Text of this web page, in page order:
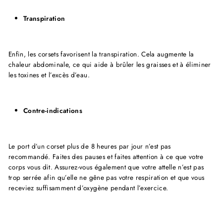
Transpiration
Enfin, les corsets favorisent la transpiration. Cela augmente la
chaleur abdominale, ce qui aide à brûler les graisses et à éliminer
les toxines et l’excès d’eau.
Contre-indications
Le port d’un corset plus de 8 heures par jour n’est pas
recommandé. Faites des pauses et faites attention à ce que votre
corps vous dit. Assurez-vous également que votre attelle n’est pas
trop serrée afin qu’elle ne gêne pas votre respiration et que vous
receviez suffisamment d’oxygène pendant l’exercice.